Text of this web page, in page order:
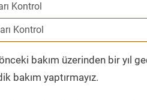
Kontrol
Kontrol
bakım üzerinden bir yıl
bakım yaptırmayız.